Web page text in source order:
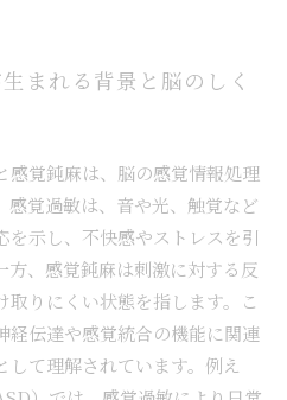
まれる背景と脳のしく
感覚鈍麻は、脳の感覚情報処理
感覚過敏は、音や光、触覚など
を示し、不快感やストレスを引
方、感覚鈍麻は刺激に対する反
りにくい状態を指します。こ
経伝達や感覚統合の機能に関連
て理解されています。例え